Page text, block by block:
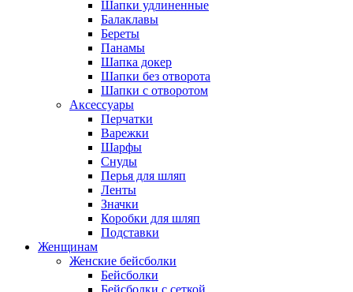
Шапки удлиненные
Балаклавы
Береты
Панамы
Шапка докер
Шапки без отворота
Шапки с отворотом
Аксессуары
Перчатки
Варежки
Шарфы
Снуды
Перья для шляп
Ленты
Значки
Коробки для шляп
Подставки
Женщинам
Женские бейсболки
Бейсболки
Бейсболки с сеткой